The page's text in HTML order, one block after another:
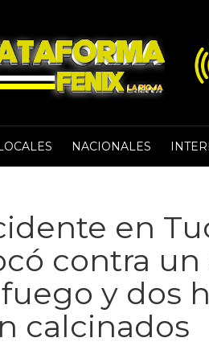
NACIONALES
en
contra un
y dos
calcinados